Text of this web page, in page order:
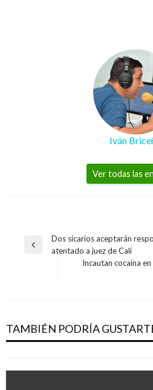
Iván
Ver todas las
Navegación
Entrada
Dos sicarios aceptarán
atentado a juez de Cali
Incautan cocaína
TAMBIÉN PODRÍA
«Respetado expresidente y
Mary Gomez miércoles julio 13, 2016